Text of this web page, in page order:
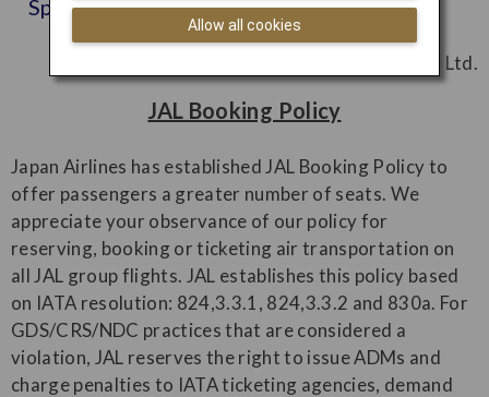
Spanish
Japan Airlines Co., Ltd.
JAL Booking Policy
Japan Airlines has established JAL Booking Policy to
offer passengers a greater number of seats. We
appreciate your observance of our policy for
reserving, booking or ticketing air transportation on
all JAL group flights. JAL establishes this policy based
on IATA resolution: 824,3.3.1, 824,3.3.2 and 830a. For
GDS/CRS/NDC practices that are considered a
violation, JAL reserves the right to issue ADMs and
charge penalties to IATA ticketing agencies, demand
Allow all cookies